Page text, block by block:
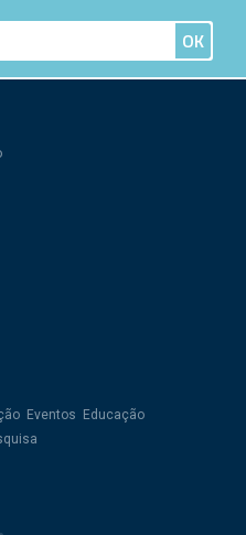
Eventos
Educação